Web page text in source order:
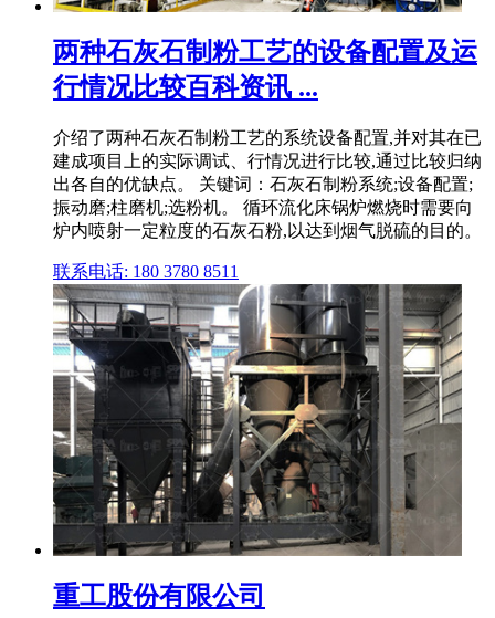
两种石灰石制粉工艺的设备配置及运
行情况比较百科资讯 ...
介绍了两种石灰石制粉工艺的系统设备配置,并对其在已
建成项目上的实际调试、行情况进行比较,通过比较归纳
出各自的优缺点。 关键词：石灰石制粉系统;设备配置;
振动磨;柱磨机;选粉机。 循环流化床锅炉燃烧时需要向
炉内喷射一定粒度的石灰石粉,以达到烟气脱硫的目的。
联系电话: 180 3780 8511
重工股份有限公司